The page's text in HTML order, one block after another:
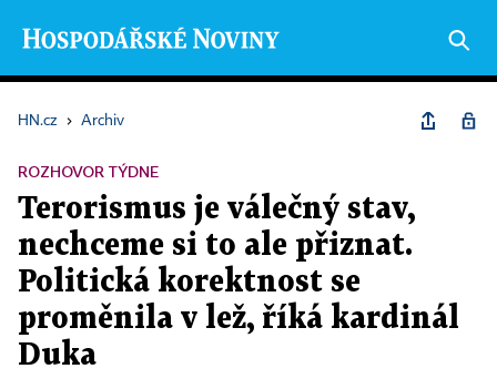
HN.cz › Archiv
ROZHOVOR TÝDNE
Terorismus je válečný stav,
nechceme si to ale přiznat.
Politická korektnost se
proměnila v lež, říká kardinál
Duka